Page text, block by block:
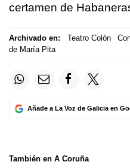
certamen de
Archivado en: Teatro Colón
de María Pita
Añade a La Voz de Galicia en
También en A Coruña